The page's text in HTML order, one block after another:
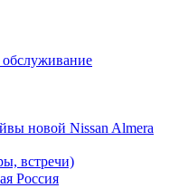
новой Nissan Almera
встречи)
Россия